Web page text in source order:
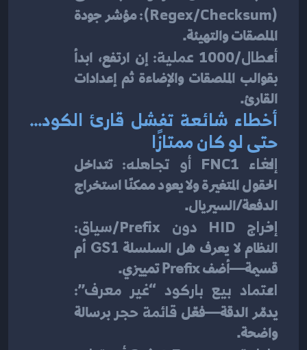
(Regex/Checksum):
الملصقات والتهيئة.
أعطال/1000 عملية: إن ارتفع، ابدأ
القارئ.
حتى لو كان ممتازًا
إلغاء FNC1 أو تجاهله:
الدفعة/السيريال.
إخراج HID دون Prefix/سياق:
قسيمة—أضف Prefix تمييزي.
اعتماد بيع باركود “غير معرف”:
يدمّر الدقة—فعّل قائمة حجر برسالة
واضحة.